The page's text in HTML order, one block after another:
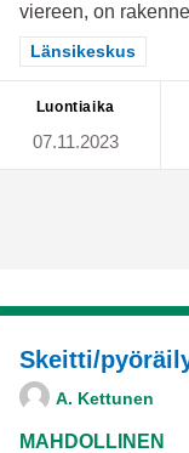
viereen, on
Rajaa tulokset
Länsikeskus
Luontiaika
07.11.2023
Skeitti/
A. Kettunen
MAHDOLLINEN